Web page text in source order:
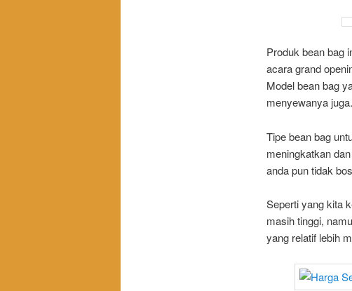
Produk bean bag
acara grand
Model bean bag
menyewanya juga.
Tipe bean bag
meningkatkan
anda pun tidak
Seperti yang kita
masih tinggi,
yang relatif lebih